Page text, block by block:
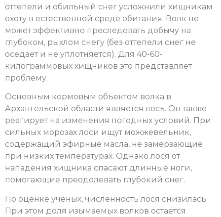
оттепели и обильный снег усложнили хищникам
охоту в естественной среде обитания. Волк не
может эффективно преследовать добычу на
глубоком, рыхлом снегу (без оттепели снег не
оседает и не уплотняется). Для 40-60-
килограммовых хищников это представляет
проблему.
Основным кормовым объектом волка в
Архангельской области является лось. Он также
реагирует на изменения погодных условий. При
сильных морозах лоси ищут можжевельник,
содержащий эфирные масла, не замерзающие
при низких температурах. Однако лося от
нападения хищника спасают длинные ноги,
помогающие преодолевать глубокий снег.
По оценке учёных, численность лося снизилась.
При этом доля изымаемых волков остаётся